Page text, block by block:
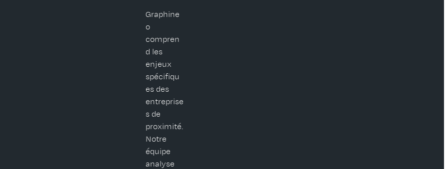
Graphine
o
compren
d les
enjeux
spécifiqu
es des
entreprise
s de
proximité.
Notre
équipe
analyse